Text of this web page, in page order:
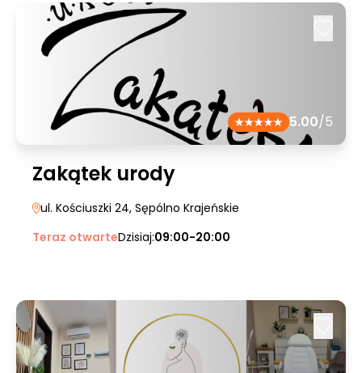
5.00/5
Zakątek urody
ul. Kościuszki 24, Sępólno Krajeńskie
Teraz otwarteDzisiaj:09:00-20:00